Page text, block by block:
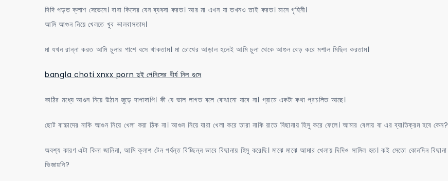
দিদি পড়ত ক্লাশ সেভেনে। বাবা কিসের যেন ব্যবসা করত। আর মা এখন যা তখনও তাই করত। মানে গৃহিনী।
আমি আগুন নিয়ে খেলতে খুব ভালবাসতাম।
মা যখন রান্না করত আমি চুলার পাশে বসে থাকতাম। মা চোখের আড়াল হলেই আমি চুলা থেকে আগুন বেড় করে মশাল মিছিল করতাম।
bangla choti xnxx porn দুই পেনিসের বীর্য নিল গুদে
কাঠির মধ্যে আগুন নিয়ে উঠান জুড়ে দাপাদাপি। কী যে ভাল লাগত বলে বোঝানো যাবে না। গ্রামে একটা কথা প্রচলিত আছে।
ছোট বাচ্চাদের নাকি আগুন নিয়ে খেলা করা ঠিক না। আগুন নিয়ে যারা খেলা করে তারা নাকি রাতে বিছানায় হিসু করে ফেলে। আমার বেলায় বা এর ব্যাতিক্রম হবে কেন?
অবশ্য কারণ এটা কিনা জানিনা, আমি ক্লাশ টেন পর্যন্ত বিচ্ছিন্ন ভাবে বিছানায় হিসু করেছি। মাঝে মাঝে আমার খেলায় দিদিও সামিল হত। কই সেতো কোনদিন বিছানা
ভিজায়নি?